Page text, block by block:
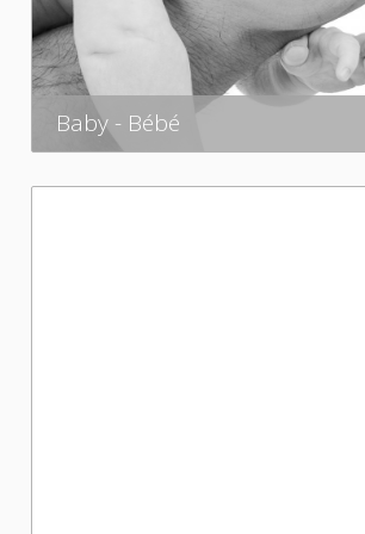
Baby - Bébé